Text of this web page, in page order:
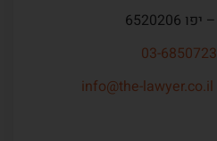
03-6850723
info@the-lawyer.co.il